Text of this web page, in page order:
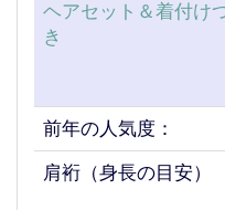
ヘアセット＆着付け
き
前年の人気度：
肩裄（身長の目安）